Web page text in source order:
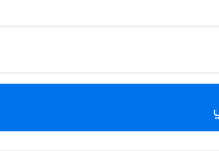
عالميًا للملابس
الرياضية والملابس